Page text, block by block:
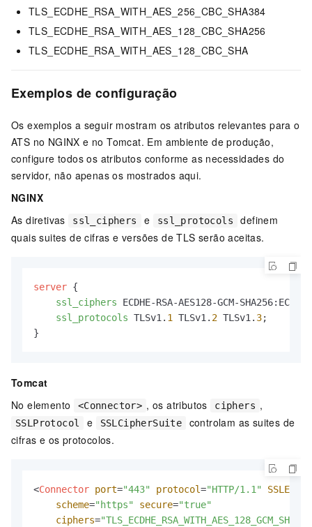
TLS_ECDHE_RSA_WITH_AES_256_CBC_SHA384
TLS_ECDHE_RSA_WITH_AES_128_CBC_SHA256
TLS_ECDHE_RSA_WITH_AES_128_CBC_SHA
Exemplos de configuração
Os exemplos a seguir mostram os atributos relevantes para o
ATS no NGINX e no Tomcat. Em ambiente de produção,
configure todos os atributos conforme as necessidades do
servidor, não apenas os mostrados aqui.
NGINX
As diretivas
ssl_ciphers e ssl_protocols
definem
quais suites de cifras e versões de TLS serão aceitas.
server {
ssl_ciphers ECDHE-RSA-AES128-GCM-
ssl_protocols TLSv1. 1 TLSv1. 2 TLSv1. 3;
}
Tomcat
No elemento
<Connector> , os atributos ciphers ,
SSLProtocol e SSLCipherSuite
controlam as suites de
cifras e os protocolos.
<Connector port="443" protocol="HTTP/1.1"
scheme="https" secure="true"
ciphers=